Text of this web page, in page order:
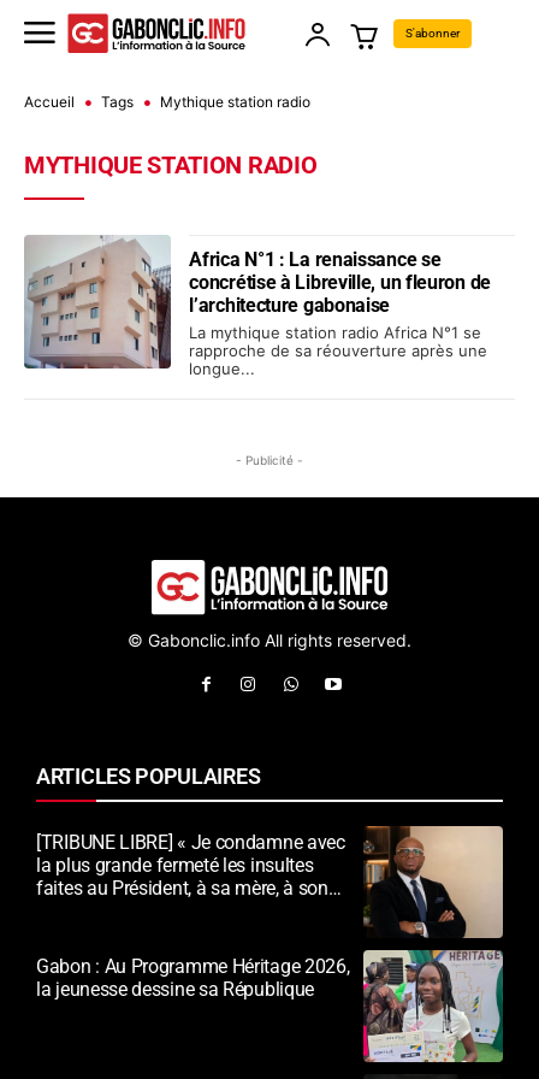
S'abonner
Accueil Tags Mythique station radio
MYTHIQUE STATION RADIO
Africa N°1 : La renaissance se
concrétise à Libreville, un fleuron de
l’architecture gabonaise
La mythique station radio Africa N°1 se
rapproche de sa réouverture après une
longue...
- Publicité -
© Gabonclic.info All rights reserved.
ARTICLES POPULAIRES
[TRIBUNE LIBRE] « Je condamne avec
la plus grande fermeté les insultes
faites au Président, à sa mère, à son
Gabon : Au Programme Héritage 2026,
la jeunesse dessine sa République